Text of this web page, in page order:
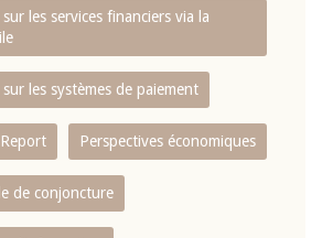
les services financiers via la
les systèmes de paiement
Perspectives économiques
de conjoncture